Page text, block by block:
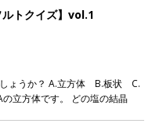
トクイズ】vol.1
しょうか？ A.立方体 B.板状 C.
立方体です。 どの塩の結晶